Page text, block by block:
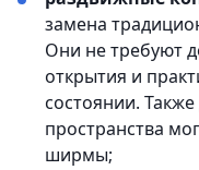
замена
Они не требуют
открытия и
состоянии.
пространства
ширмы;